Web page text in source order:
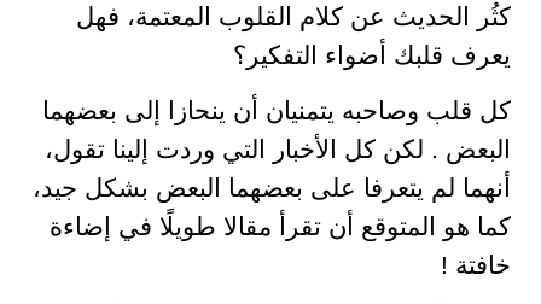
كثُر الحديث عن كلام القلوب المعتمة، فهل
يعرف قلبك أضواء التفكير؟
كل قلب وصاحبه يتمنيان أن ينحازا إلى بعضهما
البعض . لكن كل الأخبار التي وردت إلينا تقول،
أنهما لم يتعرفا على بعضهما البعض بشكل جيد،
كما هو المتوقع أن تقرأ مقالا طويلًا في إضاءة
خافتة !